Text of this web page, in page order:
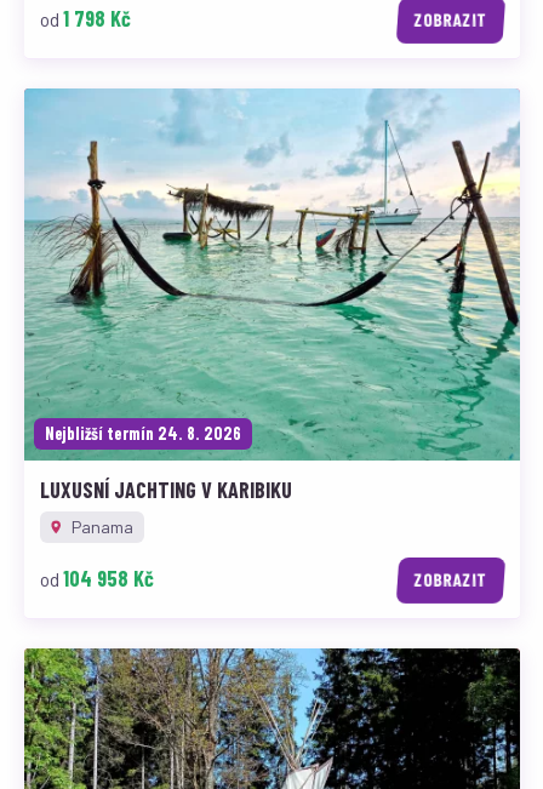
od 1 798 Kč ZOBRAZIT
Nejbližší termín 24. 8. 2026
LUXUSNÍ JACHTING V KARIBIKU
Panama
od 104 958 Kč ZOBRAZIT